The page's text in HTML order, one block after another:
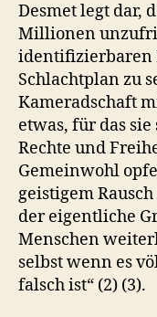
Desmet legt dar,
Millionen
identifizierbaren
Schlachtplan zu
Kameradschaft
etwas, für das
Rechte und
Gemeinwohl
geistigem
der eigentliche
Menschen
selbst wenn es
falsch ist“ (2) (3).